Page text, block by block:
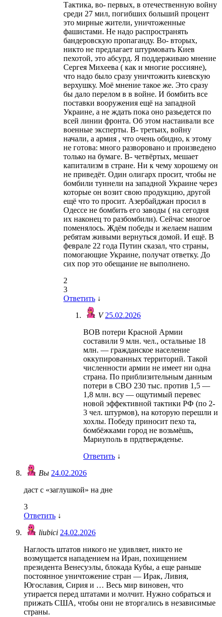
Тактика, во- первых, в отечественную войну
среди 27 мил, погибших больший процент
это мирные жители, уничтоженные
фашистами. Не надо распространять
бандеровскую пропаганду. Во- вторых,
никто не предлагает штурмовать Киев
пехотой, это абсурд. Я поддерживаю мнение
Сергея Михеева ( как и многие россияне),
что надо было сразу уничтожить киевскую
верхушку. Моё мнение такое же. Это сразу
бы дало перелом в в войне. И бомбить все
поставки вооружения ещё на западной
Украине, а не ждать пока оно разьедется по
всей линии фронта. Об этом настаивали все
военные эксперты. В- третьих, войну
начали, а армия , что очень обидно, к этому
не готова: много разворовано и произведено
только на бумаге. В- четвёртых, мешает
капитализм в стране. Ни к чему хорошему он
не приведёт. Один олигарх просит, чтобы не
бомбили туннели на западной Украине через
которые он возит свою продукцию, другой
ещё что то просит. Азербайджан просил в
Одессе не бомбить его заводы ( на сегодня
их наконец то разбомбили). Сейчас многое
поменялось. Ждём победы и желаем нашим
ребятам живыми вернуться домой. И ещё. В
феврале 22 года Путин сказал, что страны,
помогающие Украине, получат ответку. До
сих пор это обещание не выполнено.
2
3
Ответить ↓
V25.02.2026
ВОВ потери Красной Армии
составили 9 млн. чел., остальные 18
млн. — гражданское население
оккупированных территорий. Такой
численности армии не имеет ни одна
страна. По приблизительным данным
потери в СВО 230 тыс. против 1,5 —
1,8 млн. всу — ощутимый перевес
новой эффективной тактики РФ (по 2-
3 чел. штурмов), на которую перешли и
хохлы. Победу приносит пехо та,
бомбёжками город не возьмёшь,
Мариуполь в прдтвержденье.
Ответить ↓
Вы 24.02.2026
даст с «заглушкой» на дне
3
Ответить ↓
liubici 24.02.2026
Наглость штатов никого не удивляет, никто не
возмущается нападением на Иран, похищением
президента Венесуэлы, блокада Кубы, а еще раньше
постоянное уничтожение стран — Ирак, Ливия,
Югославия, Сирия и … Весь мир виновен, что
утирается перед штатами и молчит. Нужно собраться и
прижать США, чтобы они не вторгались в независимые
страны.